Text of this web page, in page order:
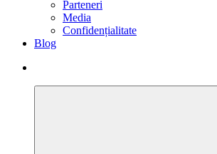
Parteneri
Media
Confidențialitate
Blog